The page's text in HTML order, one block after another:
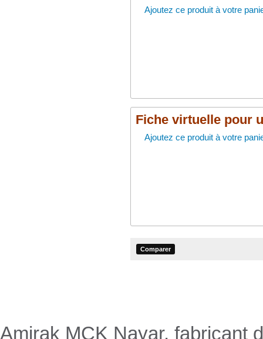
Ajoutez ce produit à votre
Fiche virtuelle pour
Ajoutez ce produit à votre
Amirak MCK Nayar, fabricant